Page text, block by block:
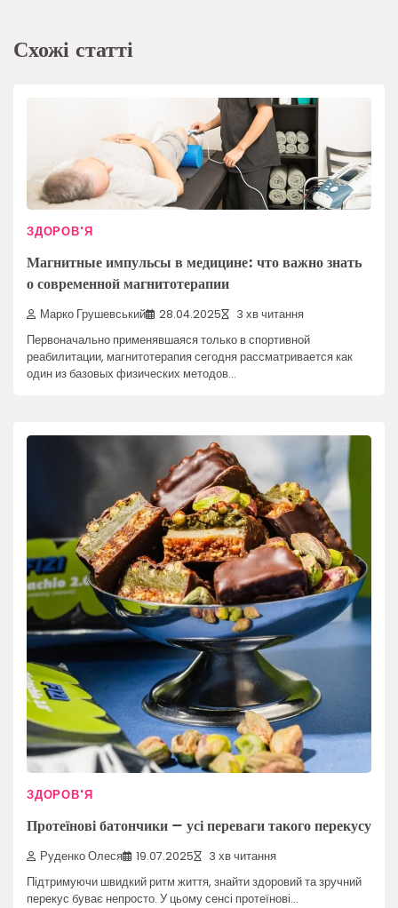
Схожі статті
ЗДОРОВ'Я
Магнитные импульсы в медицине: что важно знать
о современной магнитотерапии
Марко Грушевський 28.04.2025 3 хв читання
Первоначально применявшаяся только в спортивной
реабилитации, магнитотерапия сегодня рассматривается как
один из базовых физических методов…
ЗДОРОВ'Я
Протеїнові батончики – усі переваги такого перекусу
Руденко Олеся 19.07.2025 3 хв читання
Підтримуючи швидкий ритм життя, знайти здоровий та зручний
перекус буває непросто. У цьому сенсі протеїнові…